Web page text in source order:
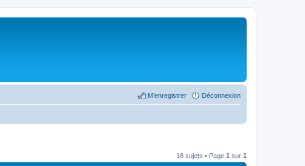
Déconnexion
M’enregistrer
18 sujets • Page 1 sur 1